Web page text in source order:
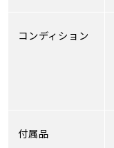
コンディション
付属品